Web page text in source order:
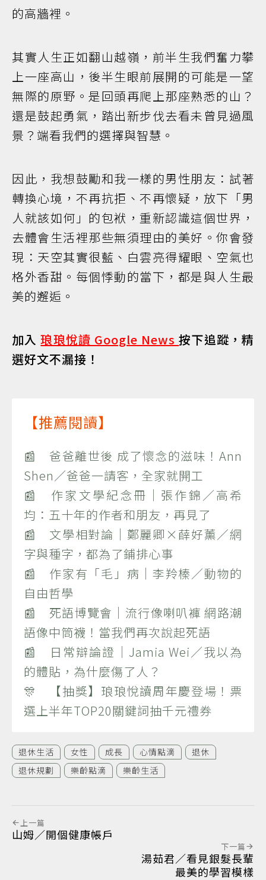
的高牆裡。
其實人生正如翻山越嶺，前半生我們奮力攀
上一座高山，後半生眼前展開的可能是一望
無際的原野。是回頭再爬上那座熟悉的山？
還是鼓起勇氣，踏出新步伐去看未曾見過風
景？端看我們的選擇與智慧。
因此，我想鼓勵和我一樣的男性朋友：試著
轉換心境，不再抗拒、不再懷疑，放下「男
人就該如何」的包袱，重新認識這個世界，
去體會生活裡那些無須理由的美好。你會發
現：天空其實很藍、白雲亮得耀眼、空氣也
格外香甜。每個悸動的當下，都是與人生最
美的邂逅。
加入琅琅悅讀 Google News按下追蹤，精
選好文不漏接！
【推薦閱讀】
📰 爸爸離世後 成了懷念的滋味！Ann
Shen／爸爸一請客，全家就開工
📰 作家文學紀念冊｜張作錦／高希
均：五十年的作者和朋友，再見了
📰 文學相對論｜鄭麗卿×薛好薰／網
字與種字，都為了鋪排心事
📰 作家有「毛」病｜李羚榛／動物的
自由哲學
📰 死語博覽會｜流行像喇叭褲 網路潮
語像中筒襪！當我們再次說起死語
📰 日常辯論證｜Jamia Wei／我以為
的體貼，為什麼傷了人？
🎊 【抽獎】琅琅悅讀周年慶登場！票
選上半年TOP20關鍵詞抽千元禮券
退休生活 女性 成長 心情點滴
退休
退休規劃
樂齡點滴 樂齡生活
上一篇
山姆／開個健康帳戶
下一篇
湯茹君／看見銀髮長輩
最美的學習模樣